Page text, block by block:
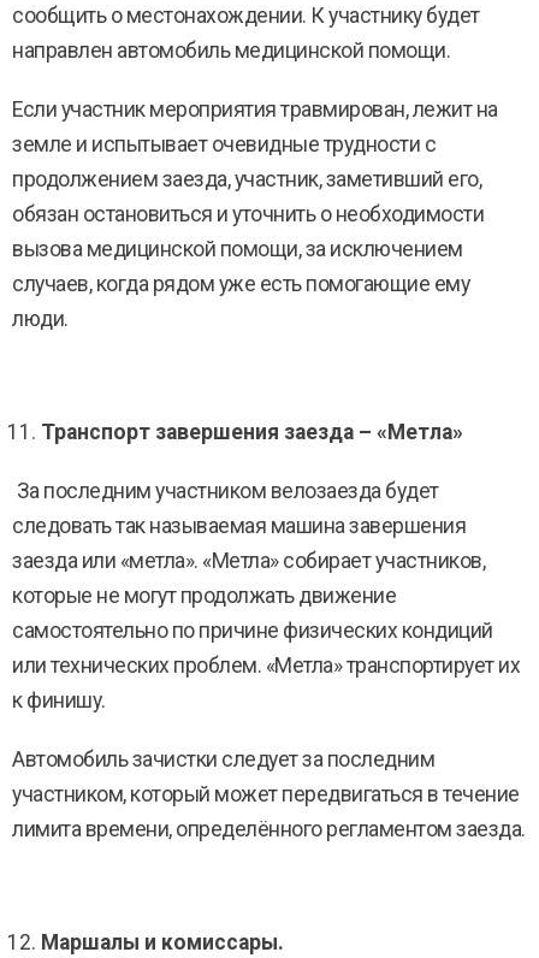
сообщить о местонахождении. К участнику будет
направлен автомобиль медицинской помощи.
Если участник мероприятия травмирован, лежит на
земле и испытывает очевидные трудности с
продолжением заезда, участник, заметивший его,
обязан остановиться и уточнить о необходимости
вызова медицинской помощи, за исключением
случаев, когда рядом уже есть помогающие ему
люди.
Транспорт завершения заезда – «Метла»
За последним участником велозаезда будет
следовать так называемая машина завершения
заезда или «метла». «Метла» собирает участников,
которые не могут продолжать движение
самостоятельно по причине физических кондиций
или технических проблем. «Метла» транспортирует их
к финишу.
Автомобиль зачистки следует за последним
участником, который может передвигаться в течение
лимита времени, определённого регламентом заезда.
Маршалы и комиссары.